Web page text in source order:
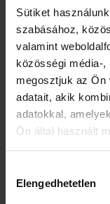
Sütiket
szabásához,
valamint
közösségi média-,
megosztjuk az Ön
adatait, akik
adatokkal,
Ön által használt
kiválasztása
Elengedhetetlen
élővilágra
1,0 mg/l ,
algaölőszer
csökken, már
bealgásodjon.